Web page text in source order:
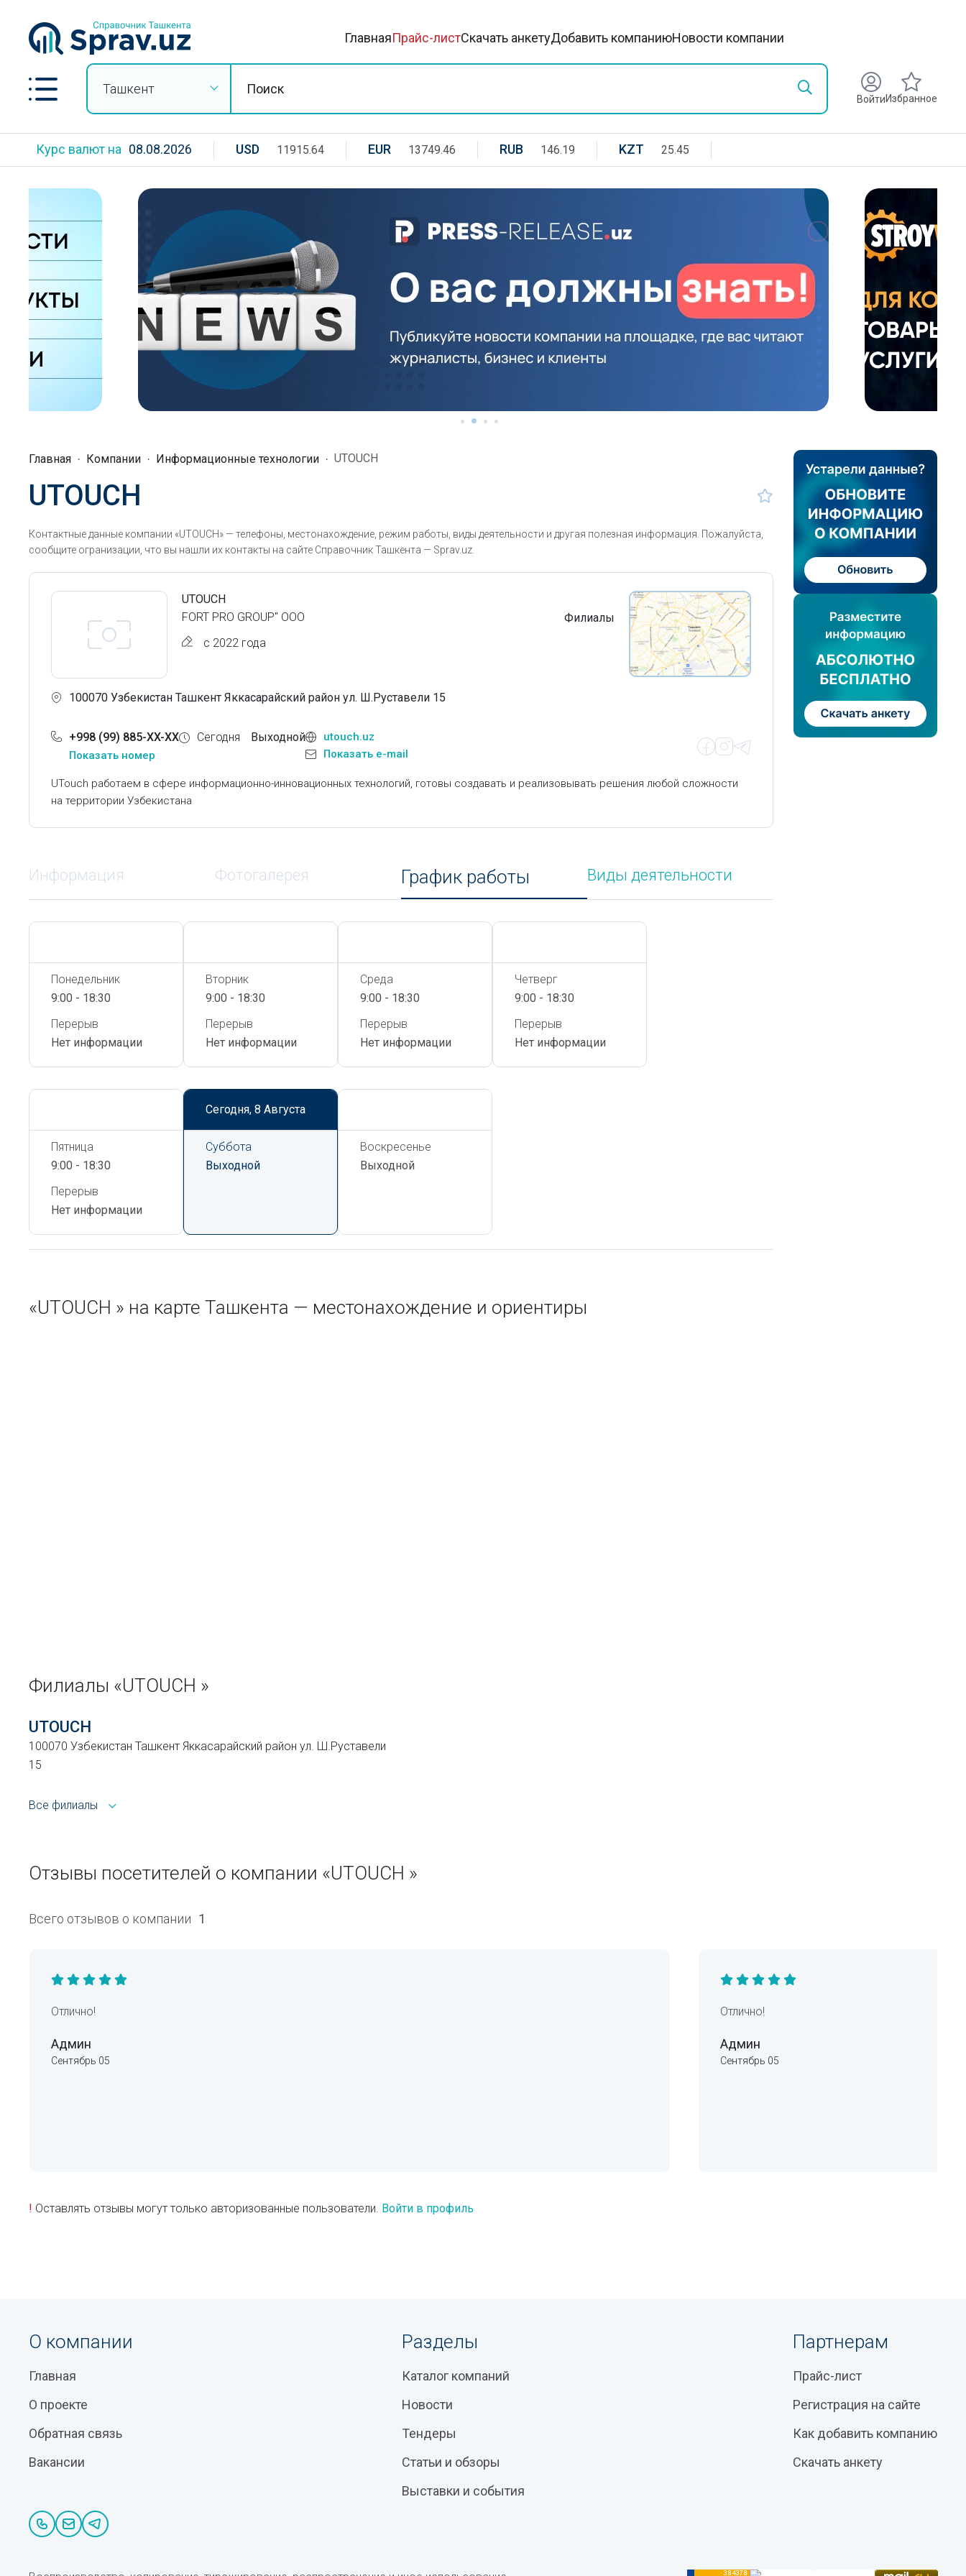
ГлавнаяПрайс-листСкачать анкетуДобавить компаниюНовости компании
Ташкент
ВойтиИзбранное
Курс валют на 08.08.2026 USD 11915.64 EUR 13749.46 RUB 146.19 KZT 25.45
Главная Компании Информационные технологии UTOUCH
UTOUCH
Контактные данные компании «UTOUCH» — телефоны, местонахождение, режим работы, виды деятельности и другая полезная информация. Пожалуйста,
сообщите огранизации, что вы нашли их контакты на сайте Справочник Ташкента — Sprav.uz.
UTOUCH
FORT PRO GROUP" ООО
с 2022 года
Филиалы
100070 Узбекистан Ташкент Яккасарайский район ул. Ш.Руставели 15
+998 (99) 885-XX-XX
Показать номер
Сегодня Выходной
utouch.uz
Показать e-mail
UTouch работаем в сфере информационно-инновационных технологий, готовы создавать и реализовывать решения любой сложности
на территории Узбекистана
Информация Фотогалерея График работы Виды деятельности
Понедельник
9:00 - 18:30
Перерыв
Нет информации
Вторник
9:00 - 18:30
Перерыв
Нет информации
Среда
9:00 - 18:30
Перерыв
Нет информации
Четверг
9:00 - 18:30
Перерыв
Нет информации
Пятница
9:00 - 18:30
Перерыв
Нет информации
Сегодня, 8 Августа
Суббота
Выходной
Воскресенье
Выходной
«UTOUCH » на карте Ташкента — местонахождение и ориентиры
Филиалы «UTOUCH »
UTOUCH
100070 Узбекистан Ташкент Яккасарайский район ул. Ш.Руставели
15
Все филиалы
Отзывы посетителей о компании «UTOUCH »
Всего отзывов о компании 1
Отлично!
Админ
Сентябрь 05
Отлично!
Админ
Сентябрь 05
! Оставлять отзывы могут только авторизованные пользователи. Войти в профиль
О компании
Главная
О проекте
Обратная связь
Вакансии
Разделы
Каталог компаний
Новости
Тендеры
Статьи и обзоры
Выставки и события
Партнерам
Прайс-лист
Регистрация на сайте
Как добавить компанию
Скачать анкету